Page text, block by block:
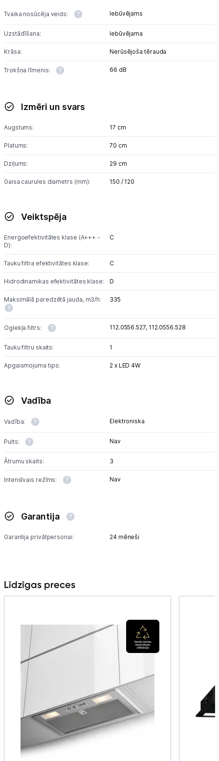
Tvaika nosūcēja veids: Iebūvējams
Uzstādīšana: Iebūvējama
Krāsa: Nerūsējoša tērauda
Trokšņa līmenis: 66 dB
Izmēri un svars
Augstums: 17 cm
Platums: 70 cm
Dziļums: 29 cm
Gaisa caurules diametrs (mm): 150 / 120
Veiktspēja
Energoefektivitātes klase (A+++ -
D):
C
Tauku filtra efektivitātes klase: C
Hidrodinamikas efektivitātes klase: D
Maksimālā paredzētā jauda, m3/h: 335
Oglekļa filtrs: 112.0556.527, 112.0556.528
Tauku filtru skaits: 1
Apgaismojuma tips: 2 x LED 4W
Vadība
Vadība: Elektroniska
Pults: Nav
Ātrumu skaits: 3
Intensīvais režīms: Nav
Garantija
Garantija privātpersonai: 24 mēneši
Līdzīgas preces